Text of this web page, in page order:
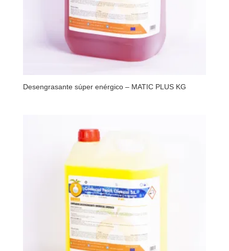
Desengrasante súper enérgico – MATIC PLUS KG